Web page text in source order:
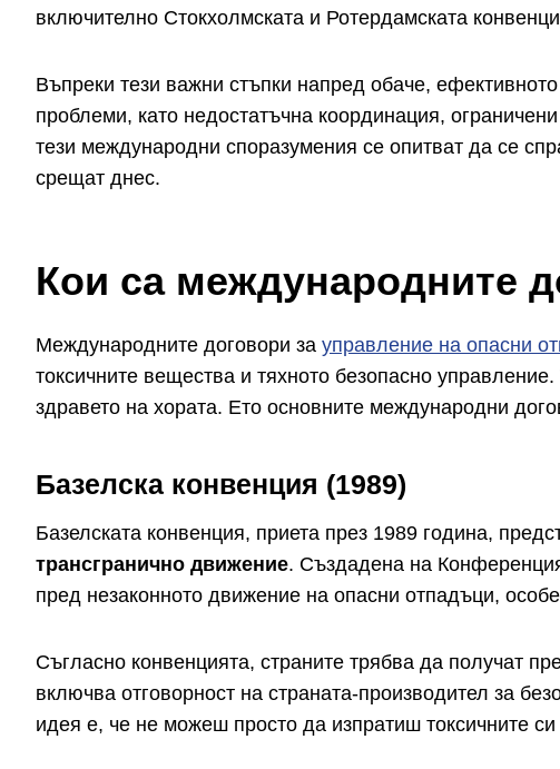
включително Стокхолмската и Ротердамската
Въпреки тези важни стъпки напред обаче,
проблеми, като недостатъчна координация,
тези международни споразумения се опитват да се
срещат днес.
Кои са международните
Международните договори за управление на опасни
токсичните вещества и тяхното безопасно
здравето на хората. Ето основните международни
Базелска конвенция (1989)
Базелската конвенция, приета през 1989 година,
трансгранично движение. Създадена на
пред незаконното движение на опасни отпадъци,
Съгласно конвенцията, страните трябва да получат
включва отговорност на страната-производител за
идея е, че не можеш просто да изпратиш токсичните